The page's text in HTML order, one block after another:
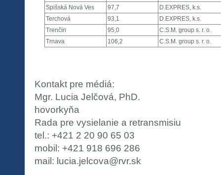
Spišská Nová Ves
97,7
D.EXPRES, k.s.
Terchová
93,1
D.EXPRES, k.s.
Trenčín
95,0
C.S.M. group s. r. o.
Trnava
106,2 C.S.M. group s. r. o.
Kontakt pre médiá:
Mgr. Lucia Jelčová, PhD.
hovorkyňa
Rada pre vysielanie a retransmisiu
tel.: +421 2 20 90 65 03
mobil: +421 918 696 286
mail: lucia.jelcova@rvr.sk